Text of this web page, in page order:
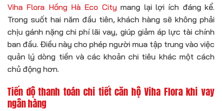
Viha Flora Hồng Hà Eco Citymang lại lợi ích đáng kể.
Trong suốt hai năm đầu tiên, khách hàng sẽ không phải
chịu gánh nặng chi phí lãi vay, giúp giảm áp lực tài chính
ban đầu. Điều này cho phép người mua tập trung vào việc
quản lý dòng tiền và các khoản chi tiêu khác một cách
chủ động hơn.
Tiến độ thanh toán chi tiết căn hộ Viha Flora khi vay
ngân hàng